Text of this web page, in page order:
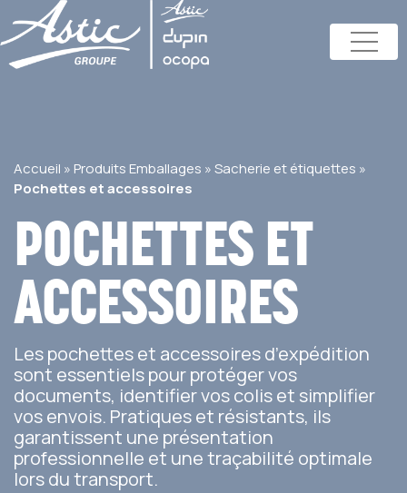
Accueil » Produits Emballages »Sacherie et étiquettes »
Pochettes et accessoires
POCHETTES ET
ACCESSOIRES
Les pochettes et accessoires d’expédition
sont essentiels pour protéger vos
documents, identifier vos colis et simplifier
vos envois. Pratiques et résistants, ils
garantissent une présentation
professionnelle et une traçabilité optimale
lors du transport.